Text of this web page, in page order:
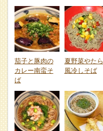
茄子と豚肉の
カレー南蛮そ
ば
夏野菜やたら
風冷しそば